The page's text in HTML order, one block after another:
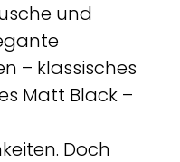
und
– klassisches
Matt Black –
Doch